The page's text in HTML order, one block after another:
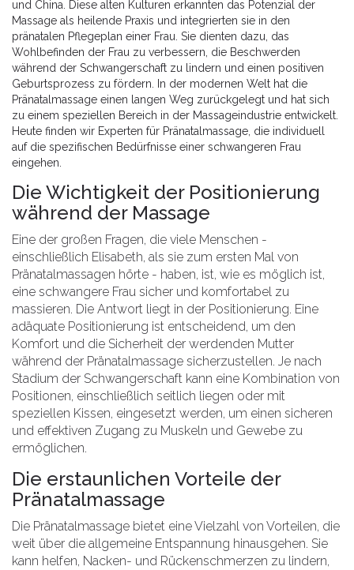
und China. Diese alten Kulturen erkannten das Potenzial der
Massage als heilende Praxis und integrierten sie in den
pränatalen Pflegeplan einer Frau. Sie dienten dazu, das
Wohlbefinden der Frau zu verbessern, die Beschwerden
während der Schwangerschaft zu lindern und einen positiven
Geburtsprozess zu fördern. In der modernen Welt hat die
Pränatalmassage einen langen Weg zurückgelegt und hat sich
zu einem speziellen Bereich in der Massageindustrie entwickelt.
Heute finden wir Experten für Pränatalmassage, die individuell
auf die spezifischen Bedürfnisse einer schwangeren Frau
eingehen.
Die Wichtigkeit der Positionierung
während der Massage
Eine der großen Fragen, die viele Menschen -
einschließlich Elisabeth, als sie zum ersten Mal von
Pränatalmassagen hörte - haben, ist, wie es möglich ist,
eine schwangere Frau sicher und komfortabel zu
massieren. Die Antwort liegt in der Positionierung. Eine
adäquate Positionierung ist entscheidend, um den
Komfort und die Sicherheit der werdenden Mutter
während der Pränatalmassage sicherzustellen. Je nach
Stadium der Schwangerschaft kann eine Kombination von
Positionen, einschließlich seitlich liegen oder mit
speziellen Kissen, eingesetzt werden, um einen sicheren
und effektiven Zugang zu Muskeln und Gewebe zu
ermöglichen.
Die erstaunlichen Vorteile der
Pränatalmassage
Die Pränatalmassage bietet eine Vielzahl von Vorteilen, die
weit über die allgemeine Entspannung hinausgehen. Sie
kann helfen, Nacken- und Rückenschmerzen zu lindern,